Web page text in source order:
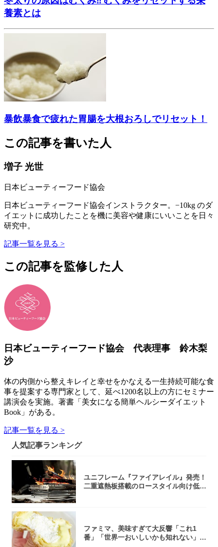
養素とは
暴飲暴食で疲れた胃腸を大根おろしでリセット！
この記事を書いた人
増子 光世
日本ビューティーフード協会
日本ビューティーフード協会インストラクター。−10kg のダ
イエットに成功したことを機に美容や健康にいいことを日々
研究中。
記事一覧を見る >
この記事を監修した人
日本ビューティーフード協会 代表理事 鈴木梨
沙
体の内側から整えキレイと幸せをかなえる一生持続可能な食
事を提案する専門家として、延べ1200名以上の方にセミナー
講演会を実施。著書「美女になる簡単ヘルシーダイエット
Book」がある。
記事一覧を見る >
人気記事ランキング
ユニフレーム『ファイアレイル』発売！
二重遮熱板搭載のロースタイル向け低型
ファミマ、美味すぎて大反響「これ1
番」「世界一おいしいかも知れない」